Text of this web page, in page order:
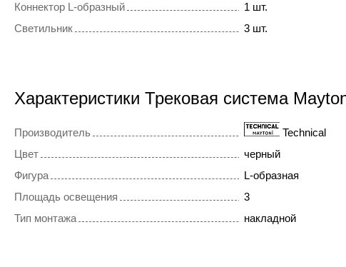
Коннектор L-образный
1 шт.
Светильник
3 шт.
Характеристики Трековая система
Производитель Technical
Цвет
черный
Фигура
L-образная
Площадь освещения
3
Тип монтажа
накладной